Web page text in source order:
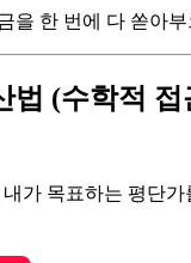
을 한 번에 다 쏟아
법 (수학적 접
가 목표하는 평단